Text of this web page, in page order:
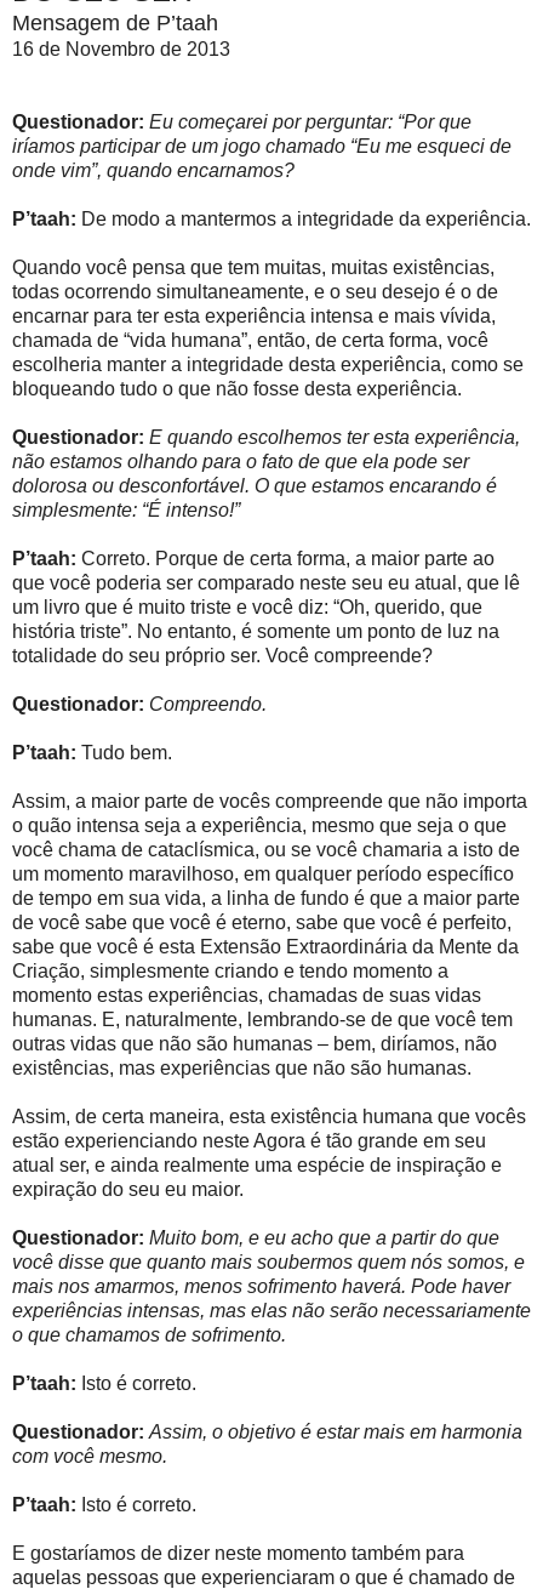
Mensagem de P’taah
16 de Novembro de 2013
Questionador: Eu começarei por perguntar: “Por que
iríamos participar de um jogo chamado “Eu me esqueci de
onde vim”, quando encarnamos?
P’taah: De modo a mantermos a integridade da experiência.
Quando você pensa que tem muitas, muitas existências,
todas ocorrendo simultaneamente, e o seu desejo é o de
encarnar para ter esta experiência intensa e mais vívida,
chamada de “vida humana”, então, de certa forma, você
escolheria manter a integridade desta experiência, como se
bloqueando tudo o que não fosse desta experiência.
Questionador: E quando escolhemos ter esta experiência,
não estamos olhando para o fato de que ela pode ser
dolorosa ou desconfortável. O que estamos encarando é
simplesmente: “É intenso!”
P’taah: Correto. Porque de certa forma, a maior parte ao
que você poderia ser comparado neste seu eu atual, que lê
um livro que é muito triste e você diz: “Oh, querido, que
história triste”. No entanto, é somente um ponto de luz na
totalidade do seu próprio ser. Você compreende?
Questionador: Compreendo.
P’taah: Tudo bem.
Assim, a maior parte de vocês compreende que não importa
o quão intensa seja a experiência, mesmo que seja o que
você chama de cataclísmica, ou se você chamaria a isto de
um momento maravilhoso, em qualquer período específico
de tempo em sua vida, a linha de fundo é que a maior parte
de você sabe que você é eterno, sabe que você é perfeito,
sabe que você é esta Extensão Extraordinária da Mente da
Criação, simplesmente criando e tendo momento a
momento estas experiências, chamadas de suas vidas
humanas. E, naturalmente, lembrando-se de que você tem
outras vidas que não são humanas – bem, diríamos, não
existências, mas experiências que não são humanas.
Assim, de certa maneira, esta existência humana que vocês
estão experienciando neste Agora é tão grande em seu
atual ser, e ainda realmente uma espécie de inspiração e
expiração do seu eu maior.
Questionador: Muito bom, e eu acho que a partir do que
você disse que quanto mais soubermos quem nós somos, e
mais nos amarmos, menos sofrimento haverá. Pode haver
experiências intensas, mas elas não serão necessariamente
o que chamamos de sofrimento.
P’taah: Isto é correto.
Questionador: Assim, o objetivo é estar mais em harmonia
com você mesmo.
P’taah: Isto é correto.
E gostaríamos de dizer neste momento também para
aquelas pessoas que experienciaram o que é chamado de